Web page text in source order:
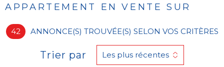
APPARTEMENT EN VENTE SUR
42 ANNONCE(S) TROUVÉE(S) SELON VOS CRITÈRES
Trier par Les plus récentes